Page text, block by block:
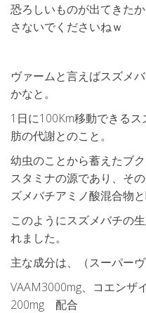
恐ろしいものが出てきた
さないでくださいねｗ
ヴァームと言えばスズメ
かなと。
1日に100Km移動できる
肪の代謝とのこと。
幼虫のことから蓄えたブ
スタミナの源であり、そ
ズメバチアミノ酸混合物と
このようにスズメバチの
れました。
主な成分は、（スーパーヴ
VAAM3000mg、コエンザ
200mg 配合